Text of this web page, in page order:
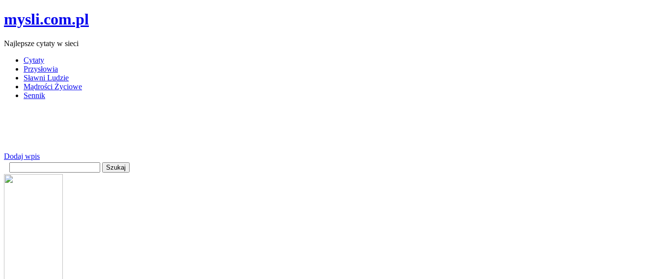
mysli.com.pl
Najlepsze cytaty w sieci
Cytaty
Przysłowia
Sławni Ludzie
Mądrości Życiowe
Sennik
Dodaj wpis